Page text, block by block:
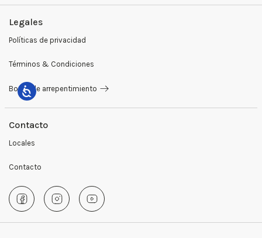
Pantalones
Blazers
Remeras
Camperas
Abrigos
Giftcards
Medios de Pago
Cambios y Devoluciones
Legales
Políticas de privacidad
Términos & Condiciones
Botón de arrepentimiento
Contacto
Locales
Contacto